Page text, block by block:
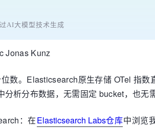
AI大模型技术生成
Jonas Kunz
数。Elasticsearch原生存储 OTel 指
分析分布数据，无需固定 bucket，也无
：在Elasticsearch Labs仓库中浏览